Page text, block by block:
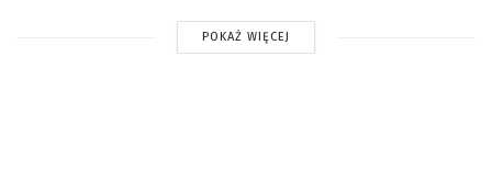
POKAŻ WIĘCEJ